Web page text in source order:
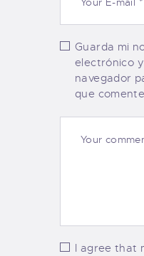
Guarda mi
electrónico
navegador
que
I agree that